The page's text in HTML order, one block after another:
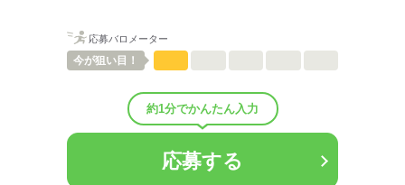
ひとりで
（男4：女6）
待遇・福利厚生：
◆社会保険あり
応募バロメーター
今が狙い目！
約1分でかんたん入力
応募する